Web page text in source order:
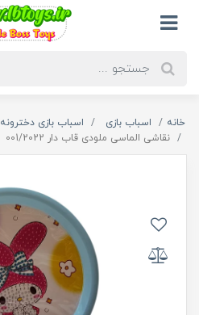
خانه اسباب بازی اسباب بازی دخترونه
نقاشی الماسی ملودی قاب دار 001/2022